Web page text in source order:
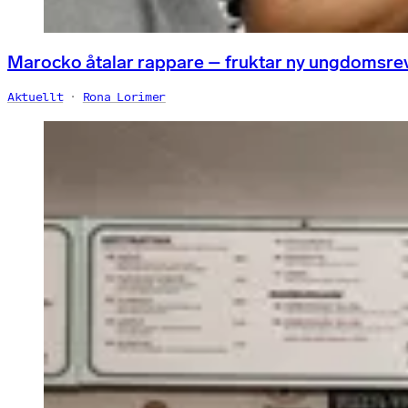
Marocko åtalar rappare – fruktar ny
Aktuellt Rona Lorimer